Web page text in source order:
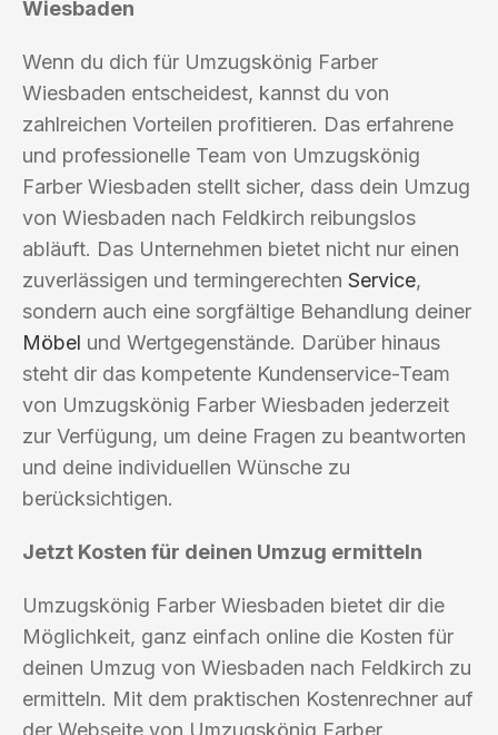
Wiesbaden
Wenn du dich für Umzugskönig Farber
Wiesbaden entscheidest, kannst du von
zahlreichen Vorteilen profitieren. Das erfahrene
und professionelle Team von Umzugskönig
Farber Wiesbaden stellt sicher, dass dein Umzug
von Wiesbaden nach Feldkirch reibungslos
abläuft. Das Unternehmen bietet nicht nur einen
zuverlässigen und termingerechten Service,
sondern auch eine sorgfältige Behandlung deiner
Möbel und Wertgegenstände. Darüber hinaus
steht dir das kompetente Kundenservice-Team
von Umzugskönig Farber Wiesbaden jederzeit
zur Verfügung, um deine Fragen zu beantworten
und deine individuellen Wünsche zu
berücksichtigen.
Jetzt Kosten für deinen Umzug ermitteln
Umzugskönig Farber Wiesbaden bietet dir die
Möglichkeit, ganz einfach online die Kosten für
deinen Umzug von Wiesbaden nach Feldkirch zu
ermitteln. Mit dem praktischen Kostenrechner auf
der Webseite von Umzugskönig Farber